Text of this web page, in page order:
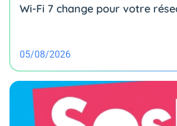
Wi-Fi 7 change pour votre
05/08/2026